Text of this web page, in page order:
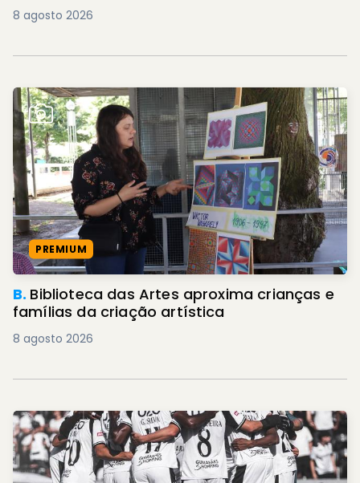
8 agosto 2026
PREMIUM
B. Biblioteca das Artes aproxima crianças e
famílias da criação artística
8 agosto 2026